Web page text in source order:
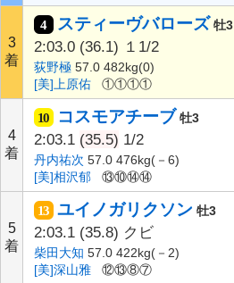
3
着
4 スティーヴバローズ 牡3
2:03.0 (36.1) １1/2
荻野極 57.0 482kg(0)
[美]上原佑
①①①①
4
着
10 コスモアチーブ 牡3
2:03.1 (35.5) 1/2
丹内祐次 57.0 476kg(－6)
[美]相沢郁
⑬⑩⑭⑭
5
着
13 ユイノガリクソン 牡3
2:03.1 (35.8) クビ
柴田大知 57.0 422kg(－2)
[美]深山雅
⑫⑬⑧⑦